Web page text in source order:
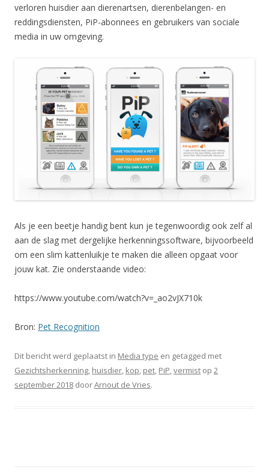
verloren huisdier aan dierenartsen, dierenbelangen- en
reddingsdiensten, PiP-abonnees en gebruikers van sociale
media in uw omgeving.
Als je een beetje handig bent kun je tegenwoordig ook zelf al
aan de slag met dergelijke herkenningssoftware, bijvoorbeeld
om een slim kattenluikje te maken die alleen opgaat voor
jouw kat. Zie onderstaande video:
https://www.youtube.com/watch?v=_ao2vJX710k
Bron: Pet Recognition
Dit bericht werd geplaatst in Media type en getagged met
Gezichtsherkenning, huisdier, kop, pet, PiP,vermist op 2
september 2018 doorArnout de Vries.